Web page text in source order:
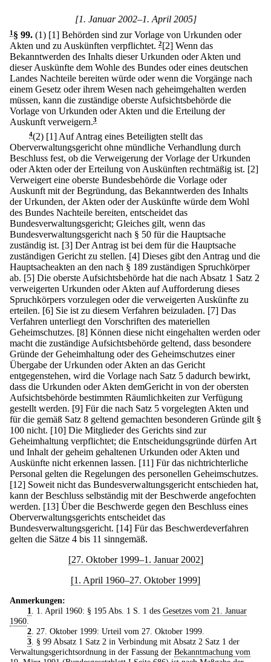
[1. Januar 2002–1. April 2005]
1§ 99. (1) [1] Behörden sind zur Vorlage von Urkunden oder
Akten und zu Auskünften verpflichtet. 2[2] Wenn das
Bekanntwerden des Inhalts dieser Urkunden oder Akten und
dieser Auskünfte dem Wohle des Bundes oder eines deutschen
Landes Nachteile bereiten würde oder wenn die Vorgänge nach
einem Gesetz oder ihrem Wesen nach geheimgehalten werden
müssen, kann die zuständige oberste Aufsichtsbehörde die
Vorlage von Urkunden oder Akten und die Erteilung der
Auskunft verweigern.3
4(2) [1] Auf Antrag eines Beteiligten stellt das
Oberverwaltungsgericht ohne mündliche Verhandlung durch
Beschluss fest, ob die Verweigerung der Vorlage der Urkunden
oder Akten oder der Erteilung von Auskünften rechtmäßig ist. [2]
Verweigert eine oberste Bundesbehörde die Vorlage oder
Auskunft mit der Begründung, das Bekanntwerden des Inhalts
der Urkunden, der Akten oder der Auskünfte würde dem Wohl
des Bundes Nachteile bereiten, entscheidet das
Bundesverwaltungsgericht; Gleiches gilt, wenn das
Bundesverwaltungsgericht nach § 50 für die Hauptsache
zuständig ist. [3] Der Antrag ist bei dem für die Hauptsache
zuständigen Gericht zu stellen. [4] Dieses gibt den Antrag und die
Hauptsacheakten an den nach § 189 zuständigen Spruchkörper
ab. [5] Die oberste Aufsichtsbehörde hat die nach Absatz 1 Satz 2
verweigerten Urkunden oder Akten auf Aufforderung dieses
Spruchkörpers vorzulegen oder die verweigerten Auskünfte zu
erteilen. [6] Sie ist zu diesem Verfahren beizuladen. [7] Das
Verfahren unterliegt den Vorschriften des materiellen
Geheimschutzes. [8] Können diese nicht eingehalten werden oder
macht die zuständige Aufsichtsbehörde geltend, dass besondere
Gründe der Geheimhaltung oder des Geheimschutzes einer
Übergabe der Urkunden oder Akten an das Gericht
entgegenstehen, wird die Vorlage nach Satz 5 dadurch bewirkt,
dass die Urkunden oder Akten demGericht in von der obersten
Aufsichtsbehörde bestimmten Räumlichkeiten zur Verfügung
gestellt werden. [9] Für die nach Satz 5 vorgelegten Akten und
für die gemäß Satz 8 geltend gemachten besonderen Gründe gilt §
100 nicht. [10] Die Mitglieder des Gerichts sind zur
Geheimhaltung verpflichtet; die Entscheidungsgründe dürfen Art
und Inhalt der geheim gehaltenen Urkunden oder Akten und
Auskünfte nicht erkennen lassen. [11] Für das nichtrichterliche
Personal gelten die Regelungen des personellen Geheimschutzes.
[12] Soweit nicht das Bundesverwaltungsgericht entschieden hat,
kann der Beschluss selbständig mit der Beschwerde angefochten
werden. [13] Über die Beschwerde gegen den Beschluss eines
Oberverwaltungsgerichts entscheidet das
Bundesverwaltungsgericht. [14] Für das Beschwerdeverfahren
gelten die Sätze 4 bis 11 sinngemäß.
[27. Oktober 1999–1. Januar 2002]
[1. April 1960–27. Oktober 1999]
Anmerkungen:
1
. 1. April 1960: § 195 Abs. 1 S. 1 des Gesetzes vom 21. Januar
1960
2. 27. Oktober 1999: Urteil vom 27. Oktober 1999.
3. § 99 Absatz 1 Satz 2 in Verbindung mit Absatz 2 Satz 1 der
Verwaltungsgerichtsordnung in der Fassung der Bekanntmachung vom